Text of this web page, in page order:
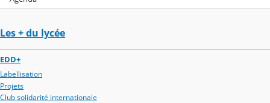
Les + du lycée
EDD+
Labellisation
Projets
Club solidarité internationale